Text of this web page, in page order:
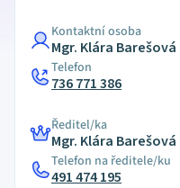
Kontaktní osoba
Mgr. Klára Barešová
Telefon
736 771 386
Ředitel/ka
Mgr. Klára Barešová
Telefon na ředitele/ku
491 474 195